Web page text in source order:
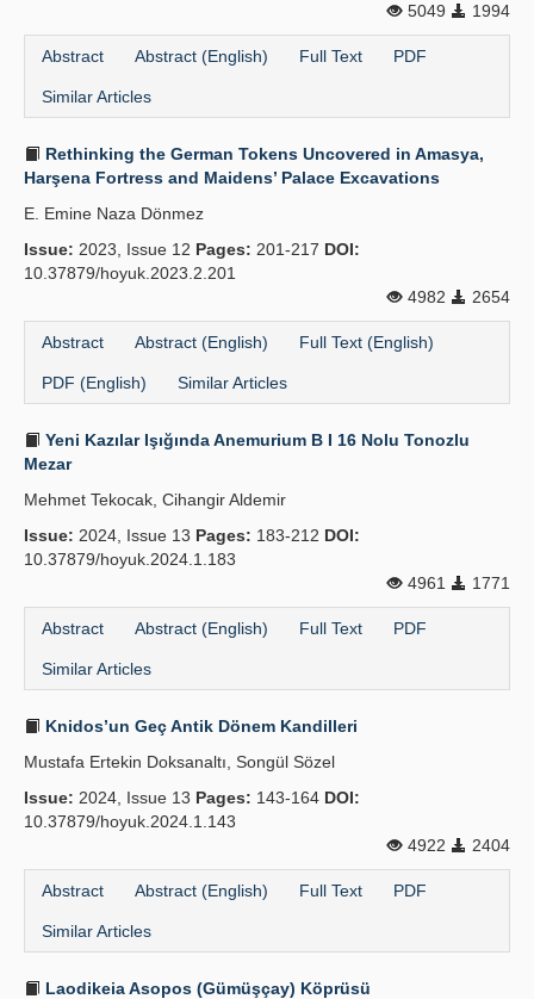
5049
1994
Abstract Abstract (English) Full Text PDF
Similar Articles
Rethinking the German Tokens Uncovered in Amasya,
Harşena Fortress and Maidens’ Palace Excavations
E. Emine Naza Dönmez
Issue: 2023, Issue 12 Pages: 201-217 DOI:
10.37879/hoyuk.2023.2.201
4982
2654
Abstract Abstract (English) Full Text (English)
PDF (English) Similar Articles
Yeni Kazılar Işığında Anemurium B I 16 Nolu Tonozlu
Mezar
Mehmet Tekocak, Cihangir Aldemir
Issue: 2024, Issue 13 Pages: 183-212 DOI:
10.37879/hoyuk.2024.1.183
4961
1771
Abstract Abstract (English) Full Text PDF
Similar Articles
Knidos’un Geç Antik Dönem Kandilleri
Mustafa Ertekin Doksanaltı, Songül Sözel
Issue: 2024, Issue 13 Pages: 143-164 DOI:
10.37879/hoyuk.2024.1.143
4922
2404
Abstract Abstract (English) Full Text PDF
Similar Articles
Laodikeia Asopos (Gümüşçay) Köprüsü